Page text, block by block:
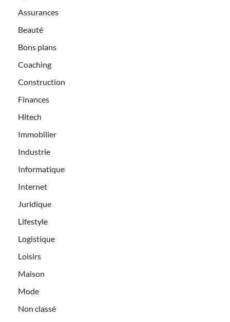
Assurances
Beauté
Bons plans
Coaching
Construction
Finances
Hitech
Immobilier
Industrie
Informatique
Internet
Juridique
Lifestyle
Logistique
Loisirs
Maison
Mode
Non classé